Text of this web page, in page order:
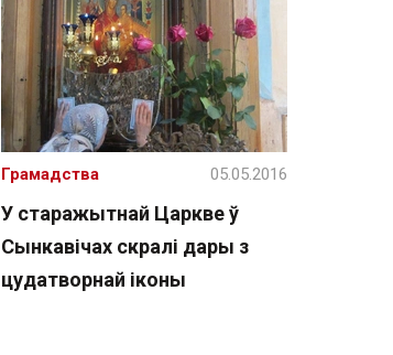
У старажытнай Царкве ў
Сынкавічах скралі дары з
цудатворнай іконы
Грамадства 05.05.2016